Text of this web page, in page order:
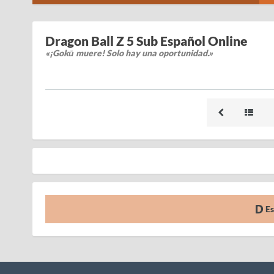
Dragon Ball Z 5 Sub Español Online
«¡Gokū muere! Solo hay una oportunidad.»